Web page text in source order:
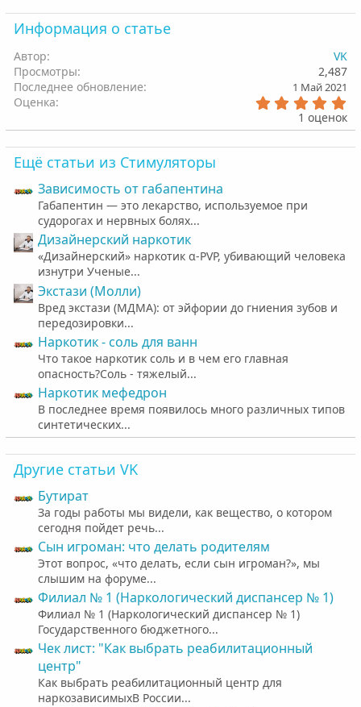
и
:
Информация о статье
Автор
VK
Просмотры
2,487
Последнее обновление
1 Май 2021
Оценка
.
0
з
1 оценок
Ещё статьи из Стимуляторы
Зависимость от габапентина
Габапентин — это лекарство, используемое при
судорогах и нервных болях...
Дизайнерский наркотик
«Дизайнерский» наркотик α-PVP, убивающий человека
изнутри Ученые...
Экстази (Молли)
Вред экстази (МДМА): от эйфории до гниения зубов и
передозировки...
Наркотик - соль для ванн
Что такое наркотик соль и в чем его главная
опасность?Соль - тяжелый...
Наркотик мефедрон
В последнее время появилось много различных типов
синтетических...
Другие статьи VK
Бутират
За годы работы мы видели, как вещество, о котором
сегодня пойдет речь...
Cын игроман: что делать родителям
Этот вопрос, «что делать, если сын игроман?», мы
слышим на форуме...
Филиал № 1 (Наркологический диспансер № 1)
Филиал № 1 (Наркологический диспансер № 1)
Государственного бюджетного...
Чек лист: "Как выбрать реабилитационный
центр"
Как выбрать реабилитационный центр для
наркозависимыхВ России...